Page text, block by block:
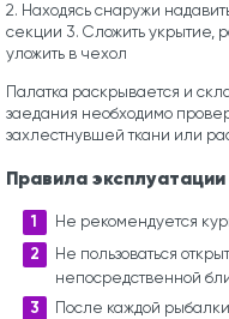
2. Находясь снаружи
секции 3. Сложить укрытие,
уложить в чехол
Палатка раскрывается и
заедания необходимо
захлестнувшей ткани или
Правила эксплуатации
Не рекомендуется
Не пользоваться
непосредственной
После каждой